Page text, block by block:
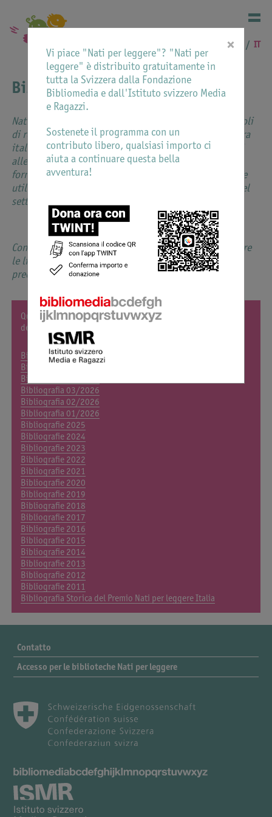
FR IT
Bibliografie
Nati per leggere propone mensilmente una serie di titoli
di recente pubblicazione, scelti da Bibliomedia Svizzera
italiana e dall’Istituto svizzero Media e Ragazzi, adatti
alle fasce d'età dai 0 a 5 anni. L'intento è quello di
fornire una bibliografia di riferimento che possa essere
utile a bibliotecari, insegnanti, genitori e operatori del
settore in cerca di libri adatti alla prima infanzia.
Con le selezioni mensili dell’anno corrente, trovate pure
le liste complete dei titoli segnalati negli anni
precedenti.
Qui di seguito potete scaricare in pdf le bibliografie mensili
dell'anno corrente e quelle degli anni scorsi.
Bibliografia 06/2026
Bibliografia 05/2026
Bibliografia 04/2026
Bibliografia 03/2026
Bibliografia 02/2026
Bibliografia 01/2026
Bibliografie 2025
Bibliografie 2024
Bibliografie 2023
Bibliografie 2022
Bibliografie 2021
Bibliografie 2020
Bibliografie 2019
Bibliografie 2018
Bibliografie 2017
Bibliografie 2016
Bibliografie 2015
Bibliografie 2014
Bibliografie 2013
Bibliografie 2012
Bibliografie 2011
Bibliografia Storica del Premio Nati per leggere Italia
Contatto
Accesso per le biblioteche Nati per leggere
×
Vi piace "Nati per leggere"? "Nati per
leggere" è distribuito gratuitamente in
tutta la Svizzera dalla Fondazione
Bibliomedia e dall'Istituto svizzero Media
e Ragazzi.
Sostenete il programma con un
contributo libero, qualsiasi importo ci
aiuta a continuare questa bella
avventura!